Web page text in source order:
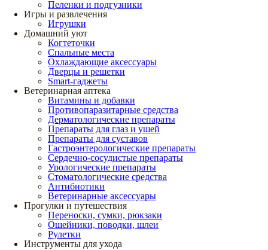
Пеленки и подгузники
Игры и развлечения
Игрушки
Домашний уют
Когтеточки
Спальные места
Охлаждающие аксессуары
Дверцы и решетки
Smart-гаджеты
Ветеринарная аптека
Витамины и добавки
Противопаразитарные средства
Дерматологические препараты
Препараты для глаз и ушей
Препараты для суставов
Гастроэнтерологические препараты
Сердечно-сосудистые препараты
Урологические препараты
Стоматологические средства
Антибиотики
Ветеринарные аксессуары
Прогулки и путешествия
Переноски, сумки, рюкзаки
Ошейники, поводки, шлеи
Рулетки
Инструменты для ухода